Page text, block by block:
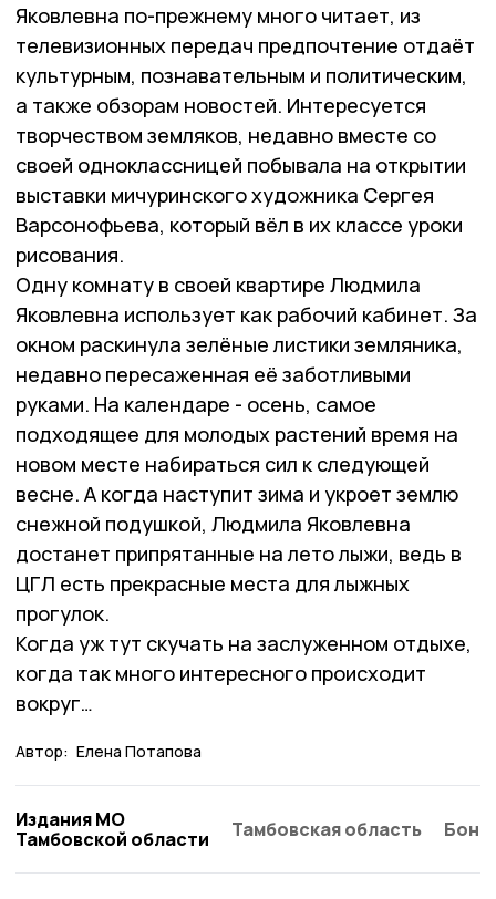
Яковлевна по-прежнему много читает, из
телевизионных передач предпочтение отдаёт
культурным, познавательным и политическим,
а также обзорам новостей. Интересуется
творчеством земляков, недавно вместе со
своей одноклассницей побывала на открытии
выставки мичуринского художника Сергея
Варсонофьева, который вёл в их классе уроки
рисования.
Одну комнату в своей квартире Людмила
Яковлевна использует как рабочий кабинет. За
окном раскинула зелёные листики земляника,
недавно пересаженная её заботливыми
руками. На календаре - осень, самое
подходящее для молодых растений время на
новом месте набираться сил к следующей
весне. А когда наступит зима и укроет землю
снежной подушкой, Людмила Яковлевна
достанет припрятанные на лето лыжи, ведь в
ЦГЛ есть прекрасные места для лыжных
прогулок.
Когда уж тут скучать на заслуженном отдыхе,
когда так много интересного происходит
вокруг…
Автор: Елена Потапова
Издания МО
Тамбовской области
Тамбовская область